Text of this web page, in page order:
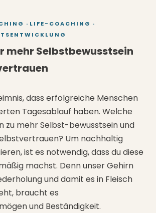
· LIFE-COACHING ·
mehr Selbstbewusstsein
dass erfolgreiche Menschen
Tagesablauf haben. Welche
zu mehr Selbst-bewusstsein und
Um nachhaltig
ist es notwendig, dass du diese
machst. Denn unser Gehirn
und damit es in Fleisch
braucht es
und Beständigkeit.